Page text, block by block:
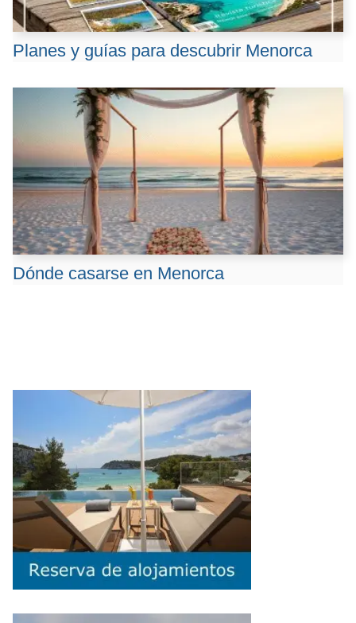
Planes y guías para descubrir Menorca
Dónde casarse en Menorca